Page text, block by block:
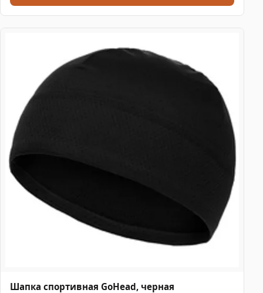
Шапка спортивная GoHead, черная